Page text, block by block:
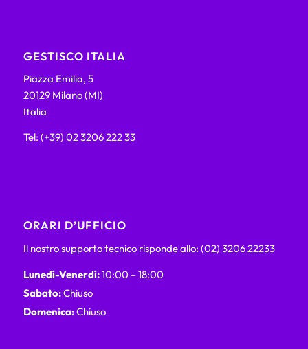
GESTISCO ITALIA
Piazza Emilia, 5
20129 Milano (MI)
Italia
Tel: (+39) 02 3206 222 33
ORARI D’UFFICIO
Il nostro supporto tecnico risponde allo: (02) 3206 22233
Lunedì-Venerdì:10:00 – 18:00
Sabato:Chiuso
Domenica:Chiuso